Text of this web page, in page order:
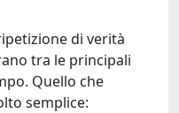
di verità
tra le principali
Quello che
semplice: